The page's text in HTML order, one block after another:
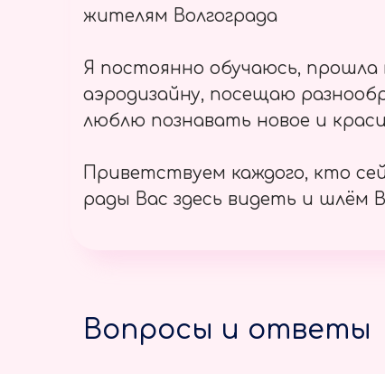
жителям Волгограда
Я постоянно обучаюсь, прошла
аэродизайну, посещаю
люблю познавать новое и
Приветствуем каждого, кто
рады Вас здесь видеть и шлём
Вопросы и ответы